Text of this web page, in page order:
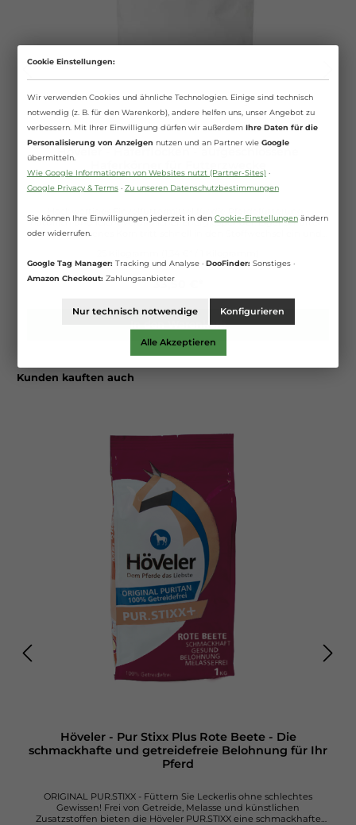
Höveler - Haferflocken - aufgeschlossene
natürlich und leicht verdaulicher Energiespender. Eigenschaften:
aufgeschlossenes Korn tritt schnell in den Stoffwechsel ein und
Trakt in eine optimale Balance bringen mit hohem Energiegehalt
bestens verträglich und verdaulich Höveler Haferflocken sind
Fütterung von Pferden ab einem mittleren Arbeitspensum zur
Fütterung mit normalem Eiweißgehalt in der täglichen
Zahnproblemen zur Fütterung von Pferden mit Verdauungs- oder
Magenproblemen Inhaltsstoffe: 100% Haferflocken
33,50 €*
In den Warenkorb
Kunden kauften auch
Höveler - Pur Stixx Plus Rote Beete - Die
schmackhafte und getreidefreie Belohnung für Ihr
Pferd
ORIGINAL PUR.STIXX - Füttern Sie Leckerlis ohne schlechtes
Gewissen! Frei von Getreide, Melasse und künstlichen
Zusatzstoffen bieten die Höveler PUR.STIXX eine schmackhafte
Cookie Einstellungen:
Wir verwenden Cookies und ähnliche Technologien. Einige sind technisch
notwendig (z. B. für den Warenkorb), andere helfen uns, unser Angebot zu
verbessern. Mit Ihrer Einwilligung dürfen wir außerdem Ihre Daten für die
Personalisierung von Anzeigen nutzen und an Partner wie Google
übermitteln.
Wie Google Informationen von Websites nutzt (Partner-Sites)·
Google Privacy & Terms· Zu unseren Datenschutzbestimmungen
Sie können Ihre Einwilligungen jederzeit in den Cookie-Einstellungenändern
oder widerrufen.
Google Tag Manager: Tracking und Analyse · DooFinder: Sonstiges ·
Amazon Checkout: Zahlungsanbieter
Nur technisch notwendige Konfigurieren
Alle Akzeptieren